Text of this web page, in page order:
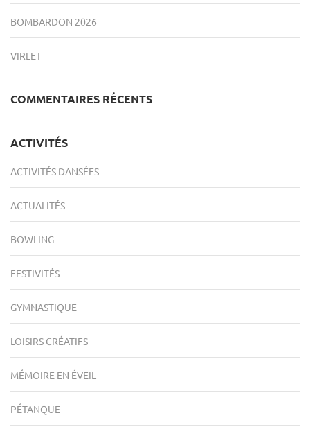
BOMBARDON 2026
VIRLET
COMMENTAIRES RÉCENTS
ACTIVITÉS
ACTIVITÉS DANSÉES
ACTUALITÉS
BOWLING
FESTIVITÉS
GYMNASTIQUE
LOISIRS CRÉATIFS
MÉMOIRE EN ÉVEIL
PÉTANQUE